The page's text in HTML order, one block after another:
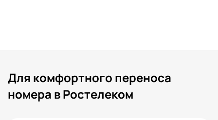
Для комфортного переноса
номера в Ростелеком